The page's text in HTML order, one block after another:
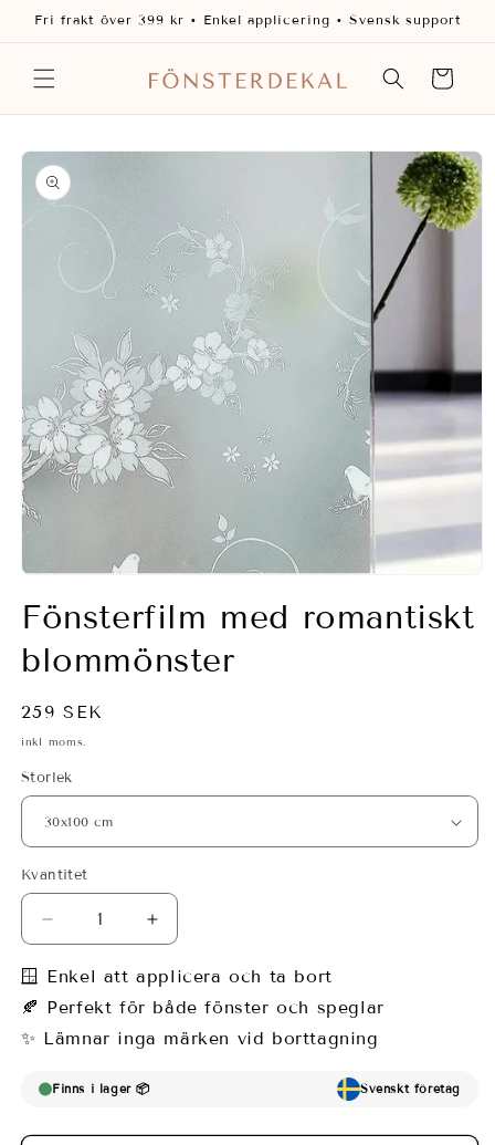
vidare
Fri frakt över 399 kr • Enkel applicering • Svensk support
Varukorg
vidare till
1
modalfönster
Fönsterfilm med romantiskt
blommönster
Ordinarie
pris
259 SEK
inkl moms.
Storlek
Kvantitet
Minska
kvantitet
för
Fönsterfilm
romantiskt
Öka
kvantitet
för
Fönsterfilm
romantiskt
🪟 Enkel att applicera och ta bort
🍂 Perfekt för både fönster och speglar
✨ Lämnar inga märken vid borttagning
Finns i lager 📦 Svenskt företag